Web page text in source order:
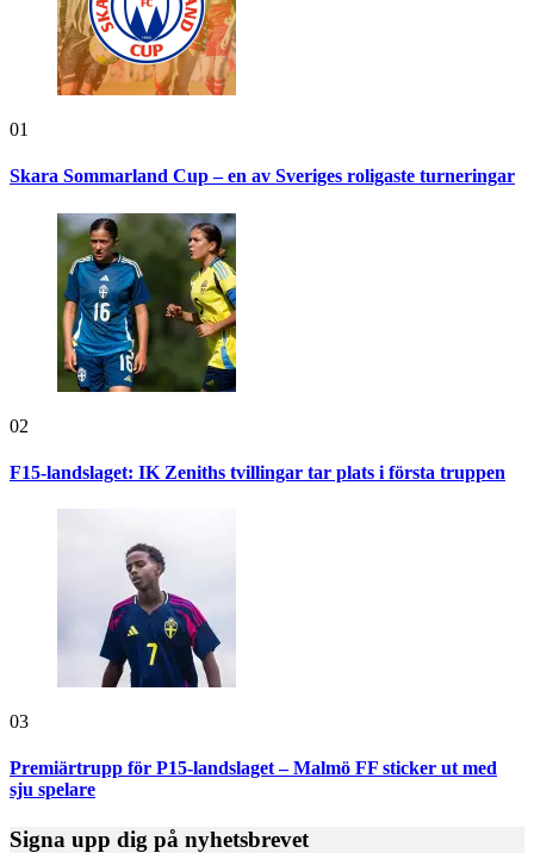
01
Skara Sommarland Cup – en av Sveriges roligaste turneringar
02
F15-landslaget: IK Zeniths tvillingar tar plats i första truppen
03
Premiärtrupp för P15-landslaget – Malmö FF sticker ut med
sju spelare
Signa upp dig på nyhetsbrevet